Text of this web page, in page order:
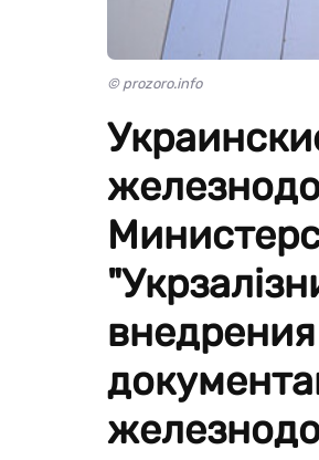
© prozoro.info